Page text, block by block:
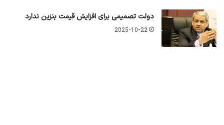
دولت تصمیمی برای افزایش قیمت بنزین ندارد
2025-10-22